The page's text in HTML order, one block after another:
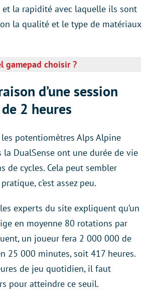
la rapidité avec laquelle ils sont
la qualité et le type de matériaux
gamepad choisir ?
d’une session
2 heures
potentiomètres Alps Alpine
la DualSense ont une durée de vie
de cycles. Cela peut sembler
c’est assez peu.
experts du site expliquent qu’un
en moyenne 80 rotations par
un joueur fera 2 000 000 de
25 000 minutes, soit 417 heures.
de jeu quotidien, il faut
pour atteindre ce seuil.